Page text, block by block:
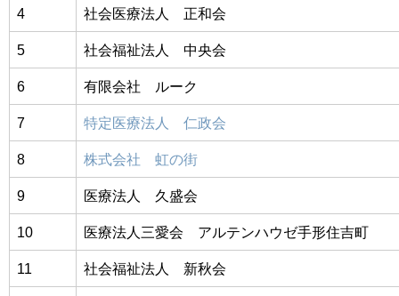
4 社会医療法人 正和会
5 社会福祉法人 中央会
6 有限会社 ルーク
7 特定医療法人 仁政会
8 株式会社 虹の街
9 医療法人 久盛会
10 医療法人三愛会 アルテンハウゼ手形住吉町
11 社会福祉法人 新秋会